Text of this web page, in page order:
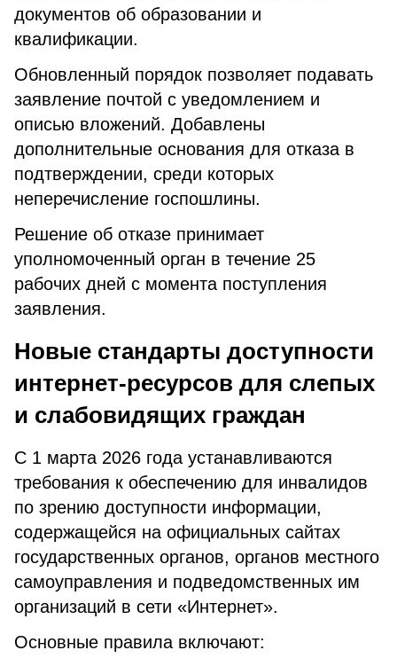
документов об образовании и
квалификации.
Обновленный порядок позволяет подавать
заявление почтой с уведомлением и
описью вложений. Добавлены
дополнительные основания для отказа в
подтверждении, среди которых
неперечисление госпошлины.
Решение об отказе принимает
уполномоченный орган в течение 25
рабочих дней с момента поступления
заявления.
Новые стандарты доступности
интернет-ресурсов для слепых
и слабовидящих граждан
С 1 марта 2026 года устанавливаются
требования к обеспечению для инвалидов
по зрению доступности информации,
содержащейся на официальных сайтах
государственных органов, органов местного
самоуправления и подведомственных им
организаций в сети «Интернет».
Основные правила включают: